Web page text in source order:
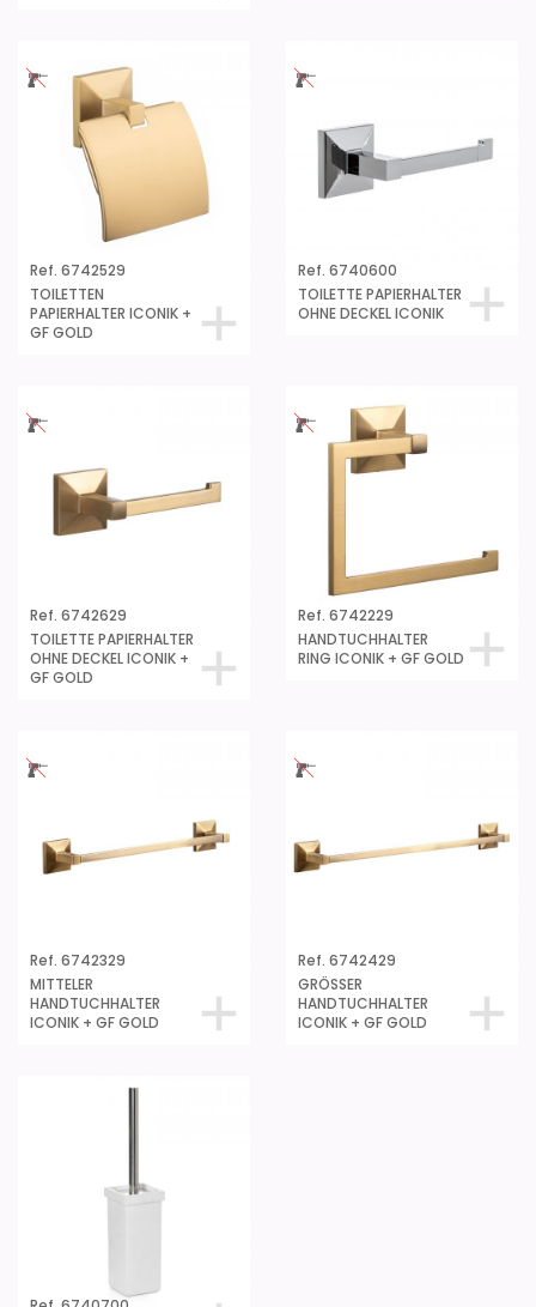
Ref. 6742529
TOILETTEN
PAPIERHALTER ICONIK +
GF GOLD
Ref. 6740600
TOILETTE PAPIERHALTER
OHNE DECKEL ICONIK
Ref. 6742629
TOILETTE PAPIERHALTER
OHNE DECKEL ICONIK +
GF GOLD
Ref. 6742229
HANDTUCHHALTER
RING ICONIK + GF GOLD
Ref. 6742329
MITTELER
HANDTUCHHALTER
ICONIK + GF GOLD
Ref. 6742429
GRÖSSER
HANDTUCHHALTER
ICONIK + GF GOLD